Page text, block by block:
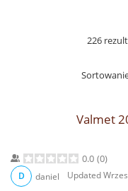
226
Valmet
0.0 (0)
D daniel Updated